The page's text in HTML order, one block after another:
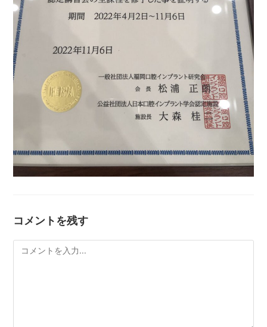
コメントを残す